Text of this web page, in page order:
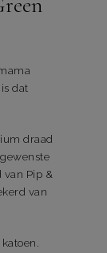
dat
draad
van Pip &
van